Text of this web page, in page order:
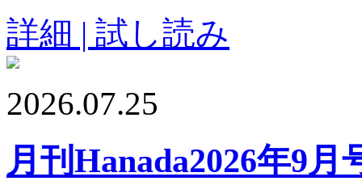
詳細 | 試し読み
2026.07.25
月刊Hanada2026年9月